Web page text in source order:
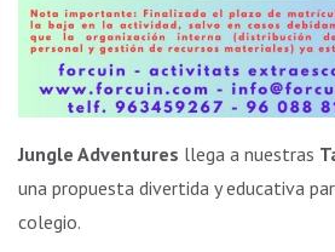
Jungle Adventures llega a nuestras
una propuesta divertida y educativa
colegio.